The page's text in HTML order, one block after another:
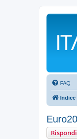
FAQ
Indice
Rispondi